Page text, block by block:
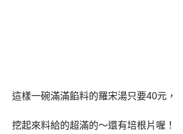
這樣一碗滿滿餡料的羅宋湯只要40元，
挖起來料給的超滿的～還有培根片喔！